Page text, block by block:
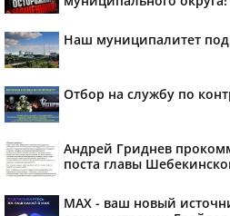
Наш муниципалитет
Отбор на службу по
Андрей Гриднев
поста главы
MAX - ваш новый